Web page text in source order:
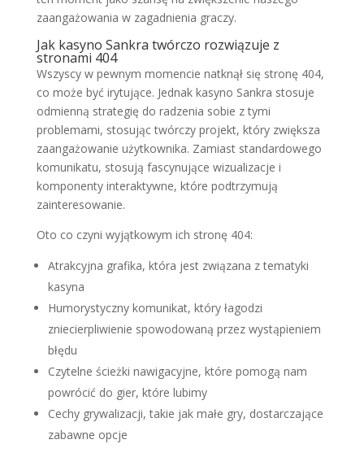
zaangażowania w zagadnienia graczy.
Jak kasyno Sankra twórczo rozwiązuje z
stronami 404
Wszyscy w pewnym momencie natknął się stronę 404,
co może być irytujące. Jednak kasyno Sankra stosuje
odmienną strategię do radzenia sobie z tymi
problemami, stosując twórczy projekt, który zwiększa
zaangażowanie użytkownika. Zamiast standardowego
komunikatu, stosują fascynujące wizualizacje i
komponenty interaktywne, które podtrzymują
zainteresowanie.
Oto co czyni wyjątkowym ich stronę 404:
Atrakcyjna grafika, która jest związana z tematyki
kasyna
Humorystyczny komunikat, który łagodzi
zniecierpliwienie spowodowaną przez wystąpieniem
błędu
Czytelne ścieżki nawigacyjne, które pomogą nam
powrócić do gier, które lubimy
Cechy grywalizacji, takie jak małe gry, dostarczające
zabawne opcje